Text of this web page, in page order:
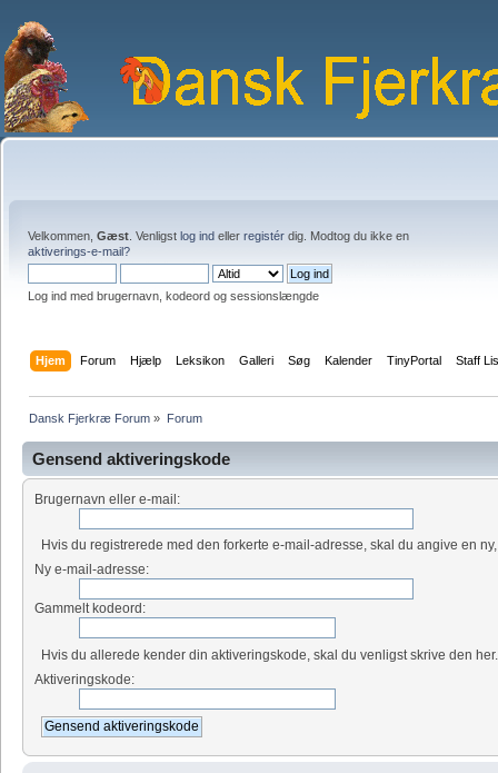
Velkommen, Gæst . Venligst log ind eller registér dig. Modtog du ikke en
aktiverings-e-mail?
Log ind med brugernavn, kodeord og sessionslængde
Hjem Forum Hjælp Leksikon Galleri Søg Kalender TinyPortal Staff
Dansk Fjerkræ Forum » Forum
Gensend aktiveringskode
Brugernavn eller e-mail:
Hvis du registrerede med den forkerte e-mail-adresse, skal du angive en
Ny e-mail-adresse:
Gammelt kodeord:
Hvis du allerede kender din aktiveringskode, skal du venligst skrive den her.
Aktiveringskode: